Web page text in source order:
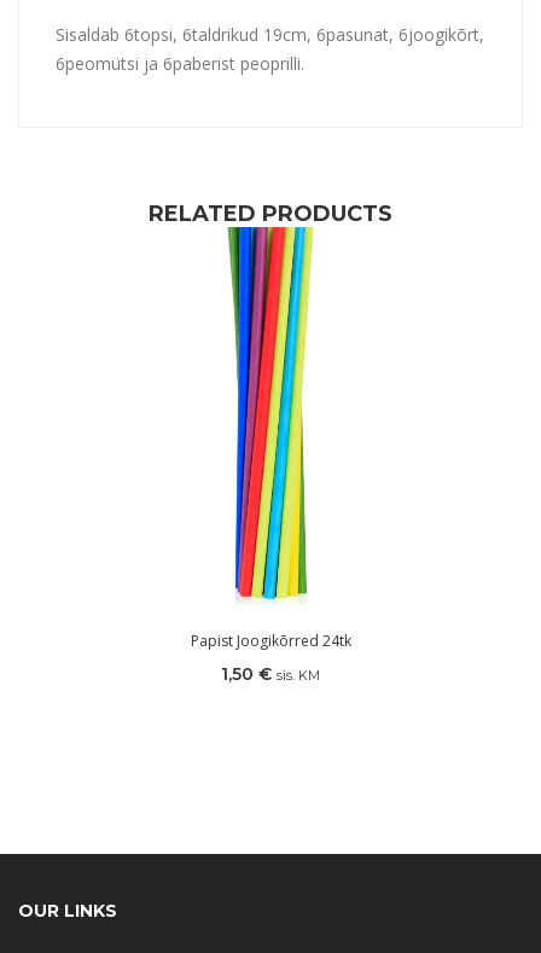
Sisaldab 6topsi, 6taldrikud 19cm, 6pasunat, 6joogikõrt,
6peomütsi ja 6paberist peoprilli.
RELATED PRODUCTS
Papist Joogikõrred 24tk
1,50 € sis. KM
OUR LINKS